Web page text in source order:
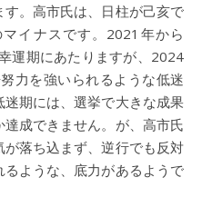
。高市氏は、日柱が己亥で
イナスです。2021年から
運期にあたりますが、2024
力を強いられるような低迷
期には、選挙で大きな成果
成できません。が、高市氏
落ち込まず、逆行でも反対
ような、底力があるようで